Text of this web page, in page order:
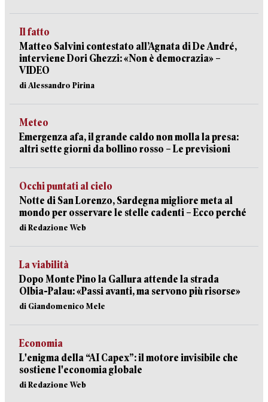
Il fatto
Matteo Salvini contestato all’Agnata di De André,
interviene Dori Ghezzi: «Non è democrazia» –
VIDEO
di Alessandro Pirina
Meteo
Emergenza afa, il grande caldo non molla la presa:
altri sette giorni da bollino rosso – Le previsioni
Occhi puntati al cielo
Notte di San Lorenzo, Sardegna migliore meta al
mondo per osservare le stelle cadenti – Ecco perché
di Redazione Web
La viabilità
Dopo Monte Pino la Gallura attende la strada
Olbia-Palau: «Passi avanti, ma servono più risorse»
di Giandomenico Mele
Economia
L'enigma della “AI Capex”: il motore invisibile che
sostiene l'economia globale
di Redazione Web